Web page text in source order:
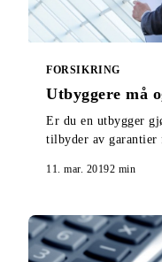
FORSIKRING
Utbyggere må
Er du en utbygger
tilbyder av garantier
11. mar. 20192 min